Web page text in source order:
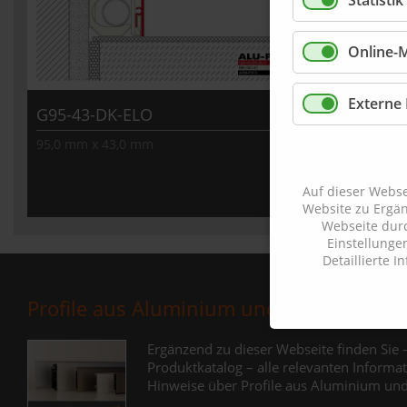
G95-43-DK-ELO
Profile aus Aluminium und Edelstahl
Ergänzend zu dieser Webseite finden
Produktkatalog – alle relevanten
Hinweise über Profile aus Aluminium
Online-
Externe
Auf dieser
Website zu
Webseite
Detaillierte